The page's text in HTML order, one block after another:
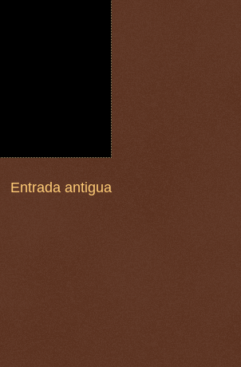
Entrada antigua